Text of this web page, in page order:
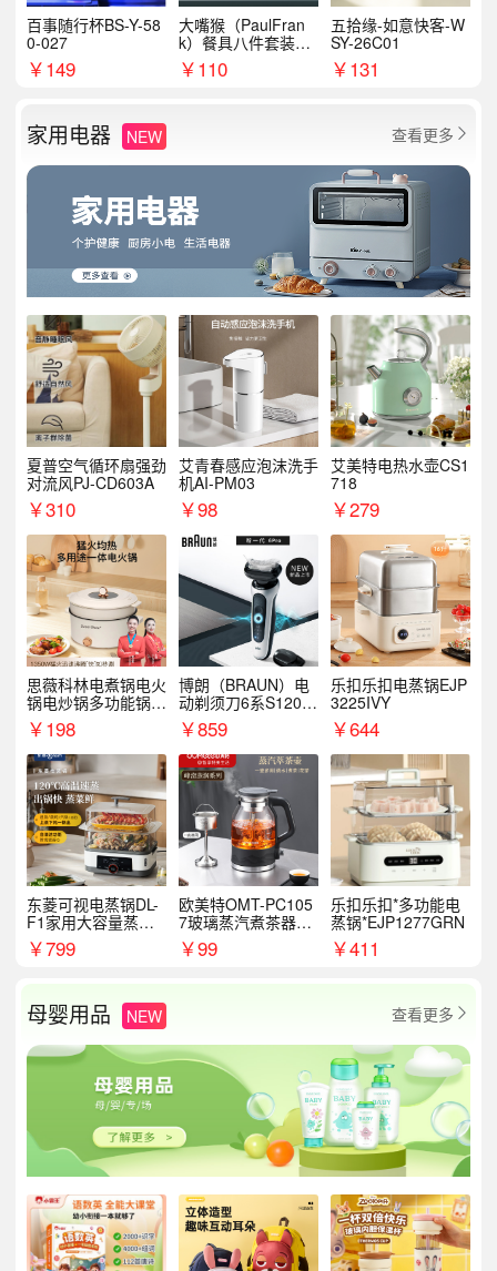
百事随行杯BS-Y-58
0-027
￥149
大嘴猴（PaulFran
k）餐具八件套装HC
T6007
￥110
五拾缘-如意快客-W
SY-26C01
￥131
家用电器 NEW 查看更多 
夏普空气循环扇强劲
对流风PJ-CD603A
￥310
艾青春感应泡沫洗手
机AI-PM03
￥98
艾美特电热水壶CS1
718
￥279
思薇科林电煮锅电火
锅电炒锅多功能锅电
热锅泡面小电锅
￥198
博朗（BRAUN）电
动剃须刀6系S1200
S￥859
乐扣乐扣电蒸锅EJP
3225IVY
￥644
东菱可视电蒸锅DL-
F1家用大容量蒸炖
锅
￥799
欧美特OMT-PC105
7玻璃蒸汽煮茶器黑
茶泡茶具茶壶花茶壶
￥99
乐扣乐扣*多功能电
蒸锅*EJP1277GRN
￥411
母婴用品 NEW 查看更多 